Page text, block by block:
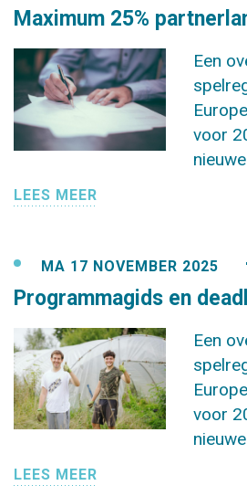
Maximum 25%
Een
voor
LEES MEER
MA 17 NOVEMBER 2025
Programmagids en
Een
voor
LEES MEER